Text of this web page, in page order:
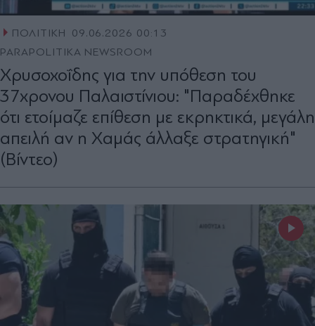
ΠΟΛΙΤΙΚΗ
09.06.2026 00:13
PARAPOLITIKA NEWSROOM
Χρυσοχοΐδης για την υπόθεση του
37χρονου Παλαιστίνιου: "Παραδέχθηκε
ότι ετοίμαζε επίθεση με εκρηκτικά, μεγάλη
απειλή αν η Χαμάς άλλαξε στρατηγική"
(Βίντεο)